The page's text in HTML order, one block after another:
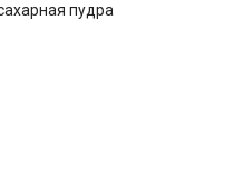
пудра